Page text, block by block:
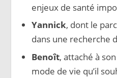
enjeux de santé
Yannick, dont le
dans une recherche
Benoît, attaché à
mode de vie qu’il